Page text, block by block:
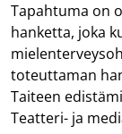
Tapahtuma on
hanketta, joka
toteuttaman
Taiteen
Teatteri- ja